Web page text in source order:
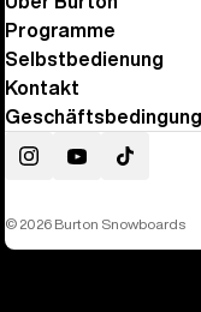
Programme
Selbstbedienung
Kontakt
InstagramYouTubeTikTok
© 2026 Burton Snowboards